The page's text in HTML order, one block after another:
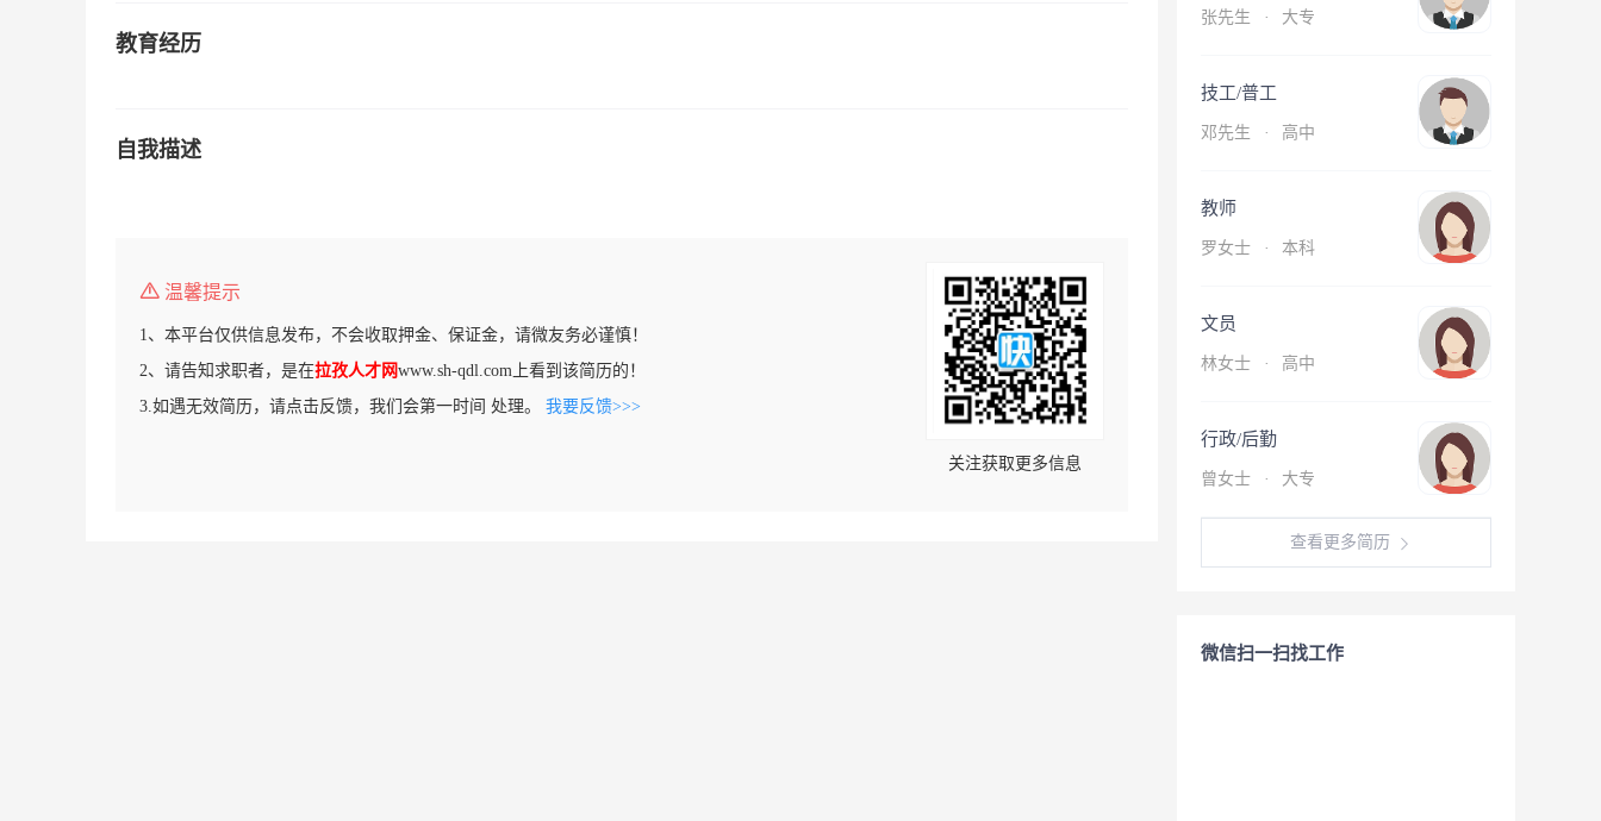
教育经历
自我描述
温馨提示
1、本平台仅供信息发布，不会收取押金、保证金，请微友务必谨慎！
2、请告知求职者，是在拉孜人才网www.sh-qdl.com上看到该简历的！
3.如遇无效简历，请点击反馈，我们会第一时间 处理。 我要反馈>>>
关注获取更多信息
张先生 · 大专
技工/普工
邓先生 · 高中
教师
罗女士 · 本科
文员
林女士 · 高中
行政/后勤
曾女士 · 大专
查看更多简历
微信扫一扫找工作